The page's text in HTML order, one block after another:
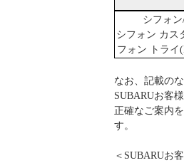
シフォン
シフォン カス
フォン トライ
なお、記載の
SUBARUお客
正確なご案内
す。
＜SUBARUお